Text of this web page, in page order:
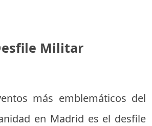
Militar
más emblemáticos del
en Madrid es el desfile